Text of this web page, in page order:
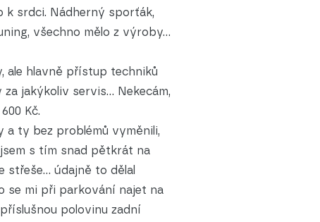
k srdci. Nádherný sporťák,
všechno mělo z výroby...
ale hlavně přístup techniků
jakýkoliv servis... Nekecám,
Kč.
a ty bez problémů vyměnili,
s tím snad pětkrát na
střeše... údajně to dělal
se mi při parkování najet na
polovinu zadní